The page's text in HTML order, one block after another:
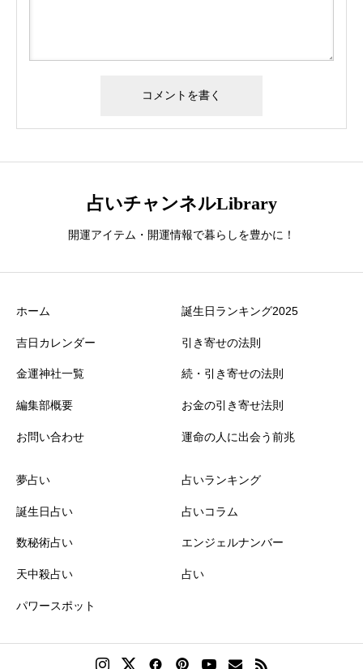
占いチャンネルLibrary
開運アイテム・開運情報で暮らしを豊かに！
ホーム
吉日カレンダー
金運神社一覧
編集部概要
お問い合わせ
誕生日ランキング2025
引き寄せの法則
続・引き寄せの法則
お金の引き寄せ法則
運命の人に出会う前兆
夢占い
誕生日占い
数秘術占い
天中殺占い
パワースポット
占いランキング
占いコラム
エンジェルナンバー
占い